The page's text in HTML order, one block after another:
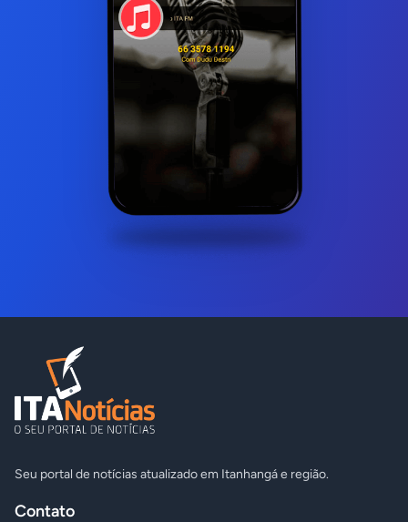
Seu portal de notícias atualizado em Itanhangá e região.
Contato